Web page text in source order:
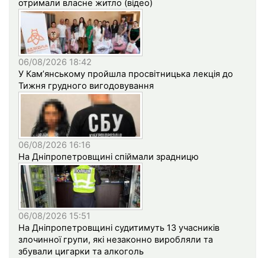
отримали власне житло (відео)
06/08/2026 18:42
У Кам’янському пройшла просвітницька лекція до
Тижня грудного вигодовування
06/08/2026 16:16
На Дніпропетровщині спіймали зрадницю
06/08/2026 15:51
На Дніпропетровщині судитимуть 13 учасників
злочинної групи, які незаконно виробляли та
збували цигарки та алкоголь